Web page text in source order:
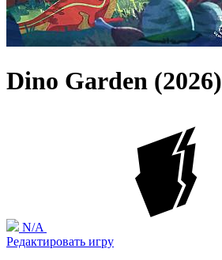
Dino Garden (2026)
N/A
Редактировать игру